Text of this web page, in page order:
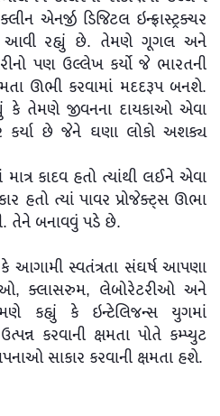
એનર્જી ડિજિટલ ઇન્ફ્રાસ્ટ્રક્ચર
આવી રહ્યું છે. તેમણે ગૂગલ અને
પણ ઉલ્લેખ કર્યો જે ભારતની
ઊભી કરવામાં મદદરૂપ બનશે.
કે તેમણે જીવનના દાયકાઓ એવા
કર્યા છે જેને ઘણા લોકો અશક્ય
કાદવ હતો ત્યાંથી લઈને એવા
હતો ત્યાં પાવર પ્રોજેક્ટ્સ ઊભા
તેને બનાવવું પડે છે.
આગામી સ્વતંત્રતા સંઘર્ષ આપણા
ક્લાસરુમ, લેબોરેટરીઓ અને
કહ્યું કે ઇન્ટેલિજન્સ યુગમાં
કરવાની ક્ષમતા પોતે કમ્પ્યુટ
સાકાર કરવાની ક્ષમતા હશે.